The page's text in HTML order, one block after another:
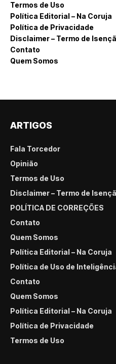
Termos de Uso
Política Editorial – Na Coruja
Política de Privacidade
Disclaimer – Termo de
Contato
Quem Somos
ARTIGOS
Fala Torcedor
Opinião
Termos de Uso
Disclaimer – Termo de
POLÍTICA DE CORREÇÕES
Contato
Quem Somos
Política Editorial – Na Coruja
Política de Uso de
Contato
Quem Somos
Política Editorial – Na Coruja
Política de Privacidade
Termos de Uso